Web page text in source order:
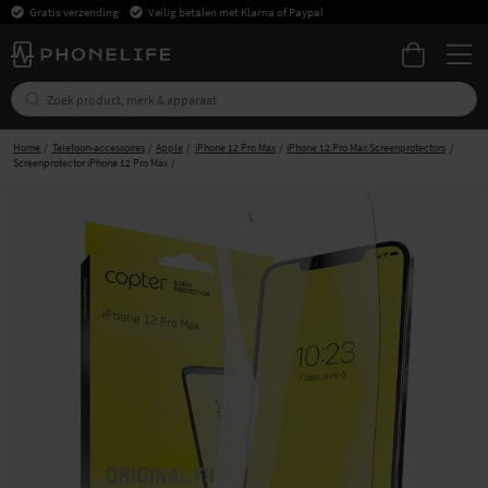
Gratis verzending Veilig betalen met Klarna of Paypal
Home Telefoon-accessoires Apple iPhone 12 Pro Max
iPhone 12 Pro Max Screenprotectors
Screenprotector iPhone 12 Pro Max